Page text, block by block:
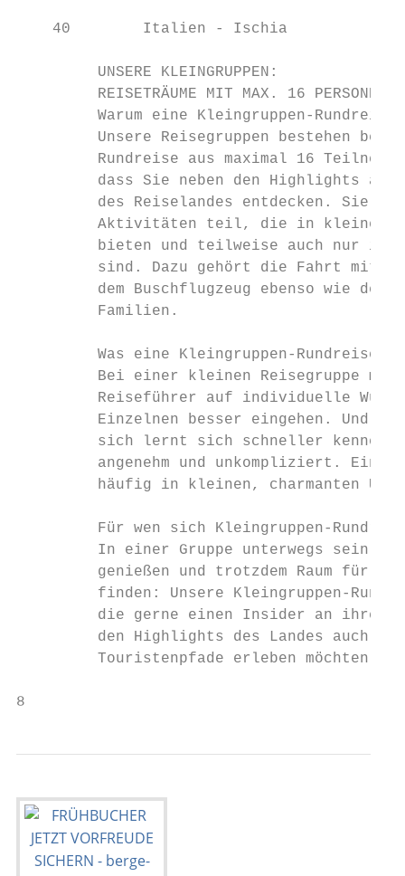
40        Italien - Ischia
         UNSERE KLEINGRUPPEN:
         REISETRÄUME MIT MAX. 16 PERSONEN
Warum eine Kleingruppen-Rundreise
Unsere Reisegruppen bestehen bei
Rundreise aus maximal 16
dass Sie neben den Highlights auf
des Reiselandes entdecken. Sie
Aktivitäten teil, die in kleinen
bieten und teilweise auch nur in
sind. Dazu gehört die Fahrt mit
dem Buschflugzeug ebenso wie der
         Familien.
Was eine Kleingruppen-Rundreise
Bei einer kleinen Reisegruppe mit
Reiseführer auf individuelle
Einzelnen besser eingehen. Und
sich lernt sich schneller kennen,
angenehm und unkompliziert. Ein
häufig in kleinen, charmanten
Für wen sich Kleingruppen-
In einer Gruppe unterwegs sein,
genießen und trotzdem Raum für
finden: Unsere Kleingruppen-
die gerne einen Insider an ihrer
den Highlights des Landes auch
         Touristenpfade erleben möchten.
8